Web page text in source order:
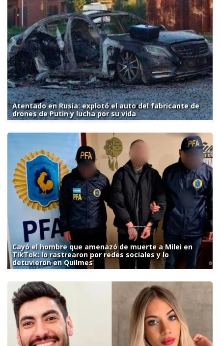
Atentado en Rusia: explotó el auto del fabricante de
drones de Putin y lucha por su vida
Cayó el hombre que amenazó de muerte a Milei en
TikTok: lo rastrearon por redes sociales y lo
detuvieron en Quilmes